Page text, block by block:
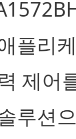
플리
제어
루션